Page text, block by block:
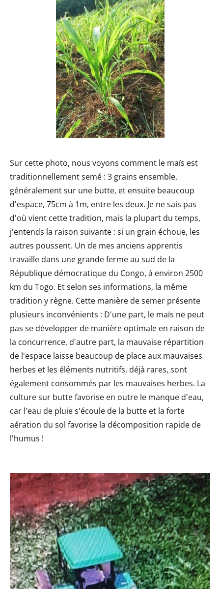
Sur cette photo, nous voyons comment le maïs est
traditionnellement semé : 3 grains ensemble,
généralement sur une butte, et ensuite beaucoup
d'espace, 75cm à 1m, entre les deux. Je ne sais pas
d'où vient cette tradition, mais la plupart du temps,
j'entends la raison suivante : si un grain échoue, les
autres poussent. Un de mes anciens apprentis
travaille dans une grande ferme au sud de la
République démocratique du Congo, à environ 2500
km du Togo. Et selon ses informations, la même
tradition y règne. Cette manière de semer présente
plusieurs inconvénients : D'une part, le maïs ne peut
pas se développer de manière optimale en raison de
la concurrence, d'autre part, la mauvaise répartition
de l'espace laisse beaucoup de place aux mauvaises
herbes et les éléments nutritifs, déjà rares, sont
également consommés par les mauvaises herbes. La
culture sur butte favorise en outre le manque d'eau,
car l'eau de pluie s'écoule de la butte et la forte
aération du sol favorise la décomposition rapide de
l'humus !